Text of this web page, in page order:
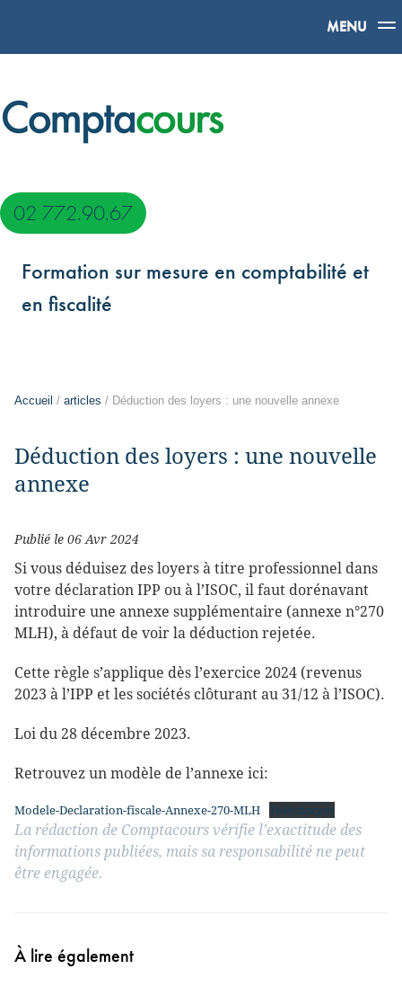
02 772.90.67
Formation sur mesure en comptabilité et
en fiscalité
MENU
Accueil / articles / Déduction des loyers : une nouvelle annexe
Déduction des loyers : une nouvelle
annexe
Publié le 06 Avr 2024
Si vous déduisez des loyers à titre professionnel dans
votre déclaration IPP ou à l’ISOC, il faut dorénavant
introduire une annexe supplémentaire (annexe n°270
MLH), à défaut de voir la déduction rejetée.
Cette règle s’applique dès l’exercice 2024 (revenus
2023 à l’IPP et les sociétés clôturant au 31/12 à l’ISOC).
Loi du 28 décembre 2023.
Retrouvez un modèle de l’annexe ici:
Modele-Declaration-fiscale-Annexe-270-MLH Télécharger
La rédaction de Comptacours vérifie l’exactitude des
informations publiées, mais sa responsabilité ne peut
être engagée.
À lire également